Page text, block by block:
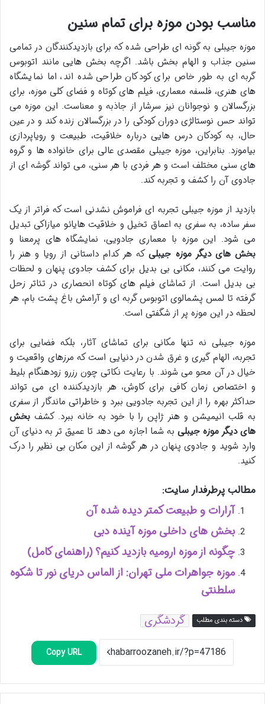
مناسب بودن موزه برای تمام سنین
موزه جیبلی به گونه ای طراحی شده که برای بازدیدکنندگان در تمامی
سنین جذاب و الهام بخش باشد. اگرچه بخش هایی مانند اتوبوس
گربه ای به طور خاص برای کودکان طراحی شده اند، اما نمایشگاه
های هنری، فلسفه معماری، فیلم های کوتاه و فضای کلی موزه، برای
بزرگسالان و نوجوانان نیز سرشار از جاذبه و معناست. این موزه می
تواند حس نوستالژی دوران کودکی را در بزرگسالان زنده کند و در عین
حال، به کودکان درس هایی درباره خلاقیت، طبیعت و رویاپردازی
بیاموزد. بنابراین، موزه جیبلی مقصدی عالی برای خانواده ها و گروه
های سنی مختلف است و هر فردی با هر سنی، می تواند گوشه ای از
جادوی آن را کشف و تجربه کند.
بازدید از موزه جیبلی تجربه ای فراموش نشدنی است که فراتر از یک
سفر ساده، به سفری به اعماق تخیل و خلاقیت هایائو میازاکی تبدیل
می شود. این موزه با معماری جادویی، نمایشگاه های پرمعنا و
بخش های دیگر موزه جیبلیکه هر کدام داستانی از رویا و هنر را
روایت می کنند، مکانی بی بدیل برای کشف جادوی پنهان و لحظات
بی بدیل است. از تماشای فیلم های کوتاه انحصاری در تئاتر زحل
گرفته تا لمس پشمالوی اتوبوس گربه ای و آرامش باغ پشت بام، هر
لحظه در این موزه پر از شگفتی است.
موزه جیبلی نه تنها مکانی برای تماشای آثار، بلکه فضایی برای
تجربه، الهام گیری و غرق شدن در دنیایی است که مرزهای واقعیت و
خیال در آن محو می شوند. با رعایت نکاتی چون رزرو زودهنگام بلیط
و اختصاص زمان کافی برای کاوش، هر بازدیدکننده ای می تواند
حداکثر بهره را از این تجربه جادویی ببرد و خاطراتی ماندگار از سفری
به قلب انیمیشن و هنر ژاپن را با خود به خانه ببرد. کشف بخش
های دیگر موزه جیبلی به شما اجازه می دهد تا عمیق تر به دنیای آن
وارد شوید و جادوی پنهان در هر گوشه از این مکان بی نظیر را درک
کنید.
مطالب پرطرفدار سایت:
آرارات و طبیعت کمتر دیده شده آن
بخش های داخلی موزه آینده دبی
چگونه از موزه ارومیه بازدید کنیم؟ (راهنمای کامل)
موزه جواهرات ملی تهران: از الماس دریای نور تا شکوه
سلطنتی
دسته بندی مطلب گردشگری
Copy URL